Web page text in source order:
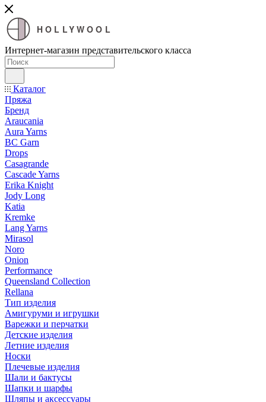
HOLLYWOOL
Интернет-магазин представительского класса
Каталог
Пряжа
Бренд
Araucania
Aura Yarns
BC Garn
Drops
Casagrande
Cascade Yarns
Erika Knight
Jody Long
Katia
Kremke
Lang Yarns
Mirasol
Noro
Onion
Performance
Queensland Collection
Rellana
Тип изделия
Амигуруми и игрушки
Варежки и перчатки
Детские изделия
Летние изделия
Носки
Плечевые изделия
Шали и бактусы
Шапки и шарфы
Шляпы и аксессуары